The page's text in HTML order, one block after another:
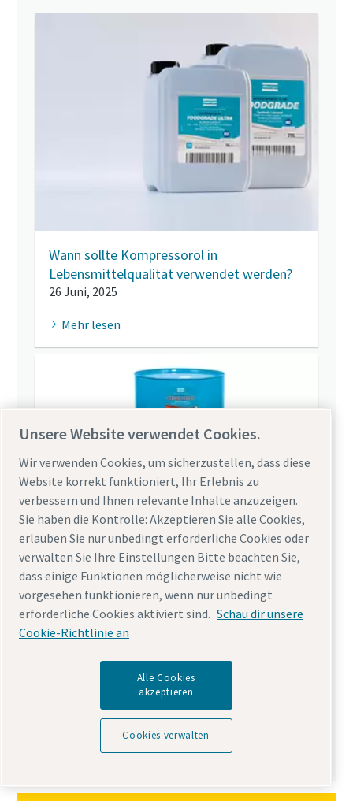
Wann sollte Kompressoröl in
Lebensmittelqualität verwendet werden?
26 Juni, 2025
Mehr lesen
Warum Sie sich für synthetisches
Kompressoröl entscheiden sollten
19 Dezember, 2022
nachzukommen – heute und in der Zukunft.
Mehr lesen
Unsere Website verwendet Cookies.
Wir verwenden Cookies, um sicherzustellen, dass diese
Website korrekt funktioniert, Ihr Erlebnis zu
verbessern und Ihnen relevante Inhalte anzuzeigen.
Sie haben die Kontrolle: Akzeptieren Sie alle Cookies,
erlauben Sie nur unbedingt erforderliche Cookies oder
verwalten Sie Ihre Einstellungen Bitte beachten Sie,
dass einige Funktionen möglicherweise nicht wie
vorgesehen funktionieren, wenn nur unbedingt
erforderliche Cookies aktiviert sind. Schau dir unsere
Cookie-Richtlinie an
Alle Cookies
akzeptieren
Cookies verwalten